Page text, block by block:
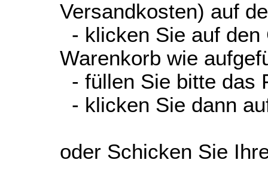
Versandkosten) auf
- klicken Sie auf
Warenkorb wie
- füllen Sie bitte das
- klicken Sie dann
oder Schicken Sie